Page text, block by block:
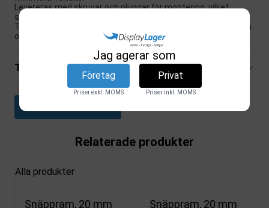
Levereras med skruvar och pluggar för montering, vilket
säkerställer en enkel och problemfri installation
Totala måtten för ramen är 25,2 x 34,2 cm, medan det synliga
området för din affisch är 19 x 27,7 cm.
Tekniska specifikationer
Relaterade produkter
Alla produkter
Snäppram, 20 mm
Snäppram, 20 mm
Jag agerar som
Företag
Priser exkl. MOMS
Privat
Priser inkl. MOMS